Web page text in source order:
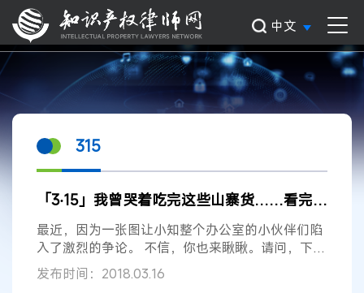
中文
315
「3·15」我曾哭着吃完这些山寨货……看完这些我又乐了
最近，因为一张图让小知整个办公室的小伙伴们陷
入了激烈的争论。 不信，你也来瞅瞅。请问，下图
中哪瓶红牛是真的呢？ 下面，揭晓正确答案：右上
角的那位才是红牛“本尊”。 事实上，很多消费者想
发布时间：2018.03.16